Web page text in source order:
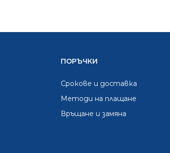
ПОРЪЧКИ
Срокове и доставка
Методи на плащане
Връщане и замяна